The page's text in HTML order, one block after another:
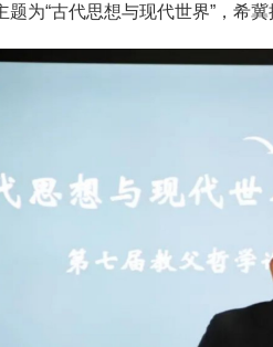
为“古代思想与现代世界”，希